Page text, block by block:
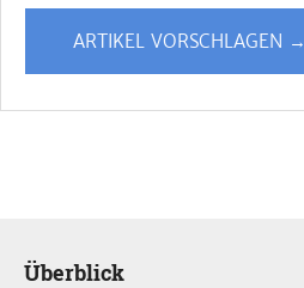
ARTIKEL VORSCHLAGEN →
Überblick